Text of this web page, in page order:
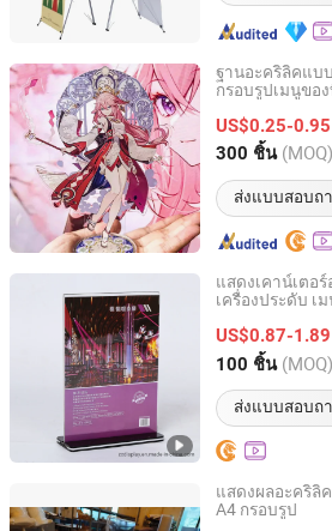
ฐานอะคริลิคแบ
กรอบรูปเมนูขอ
US$0.25-0.95
300 ชิ้น (MOQ)
ส่งแบบสอบถ
Wenzhou Ellaer Crafts Co., Ltd.
Zhejiang, China อัตราจา
แสดงเคาน์เตอ
เครื่องประดับ เ
US$0.87-1.89
100 ชิ้น (MOQ)
ส่งแบบสอบถ
Shenzhen Zepacrylic Co., Ltd.
Guangdong, China อัตร
แสดงผลอะคริลิ
A4 กรอบรูป
GUANGZHOU BLANC SIGN CO LTD